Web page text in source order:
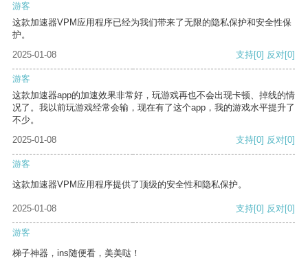
游客
这款加速器VPM应用程序已经为我们带来了无限的隐私保护和安全性保
护。
2025-01-08
支持[0] 反对[0]
游客
这款加速器app的加速效果非常好，玩游戏再也不会出现卡顿、掉线的情
况了。我以前玩游戏经常会输，现在有了这个app，我的游戏水平提升了
不少。
2025-01-08
支持[0] 反对[0]
游客
这款加速器VPM应用程序提供了顶级的安全性和隐私保护。
2025-01-08 支持[0] 反对[0]
游客
梯子神器，ins随便看，美美哒！